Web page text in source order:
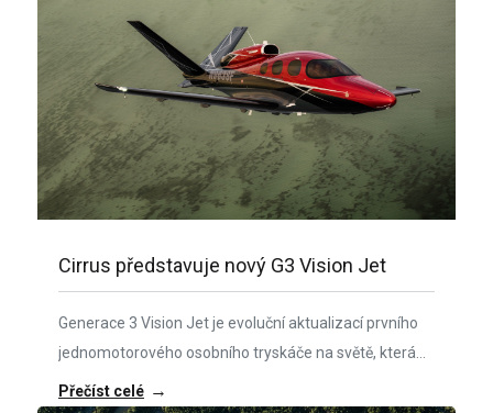
Cirrus představuje nový G3 Vision Jet
Generace 3 Vision Jet je evoluční aktualizací prvního
jednomotorového osobního tryskáče na světě, která
přináší nově pojatý interiér, zvýšenou kapacitu sezení
Přečíst celé →